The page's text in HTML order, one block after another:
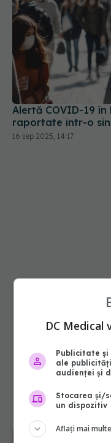
Alertă COVID-19 în
raportate într-o
16 sep 2025, 14:17
DC Medical
Publicitate și
ale
audienței și
Stocarea și/
un dispozitiv
Aflați mai multe